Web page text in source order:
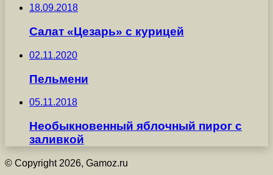
18.09.2018
Салат «Цезарь» с курицей
02.11.2020
Пельмени
05.11.2018
Необыкновенный яблочный пирог с
заливкой
© Copyright 2026, Gamoz.ru